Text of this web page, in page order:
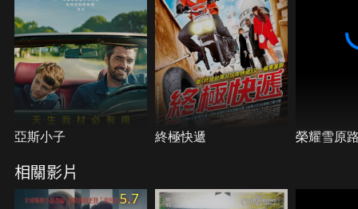
亞斯小子 終極快遞 榮耀雪原
相關影片
5.7